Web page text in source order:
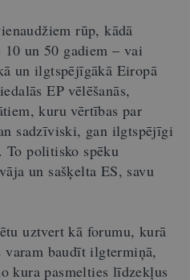
rūp, kādā
un 50 gadiem – vai
un ilgtspējīgākā Eiropā
EP vēlēšanās,
kuru vērtības par
sadzīviski, gan ilgtspējīgi
To politisko spēku
un sašķelta ES, savu
uztvert kā forumu, kurā
baudīt ilgtermiņā,
kura pasmelties līdzekļus